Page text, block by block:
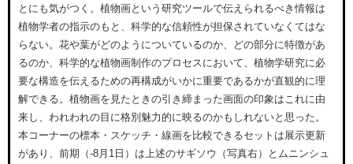
とにも気がつく。植物画という研究ツールで伝えられるべき情報は
植物学者の指示のもと、科学的な信頼性が担保されていなくてはな
らない。花や葉がどのようについているのか、どの部分に特徴があ
るのか、科学的な植物画制作のプロセスにおいて、植物学研究に必
要な構造を伝えるための再構成がいかに重要であるかが直観的に理
解できる。植物画を見たときの引き締まった画面の印象はこれに由
来し、われわれの目に格別魅力的に映るのかもしれないと思った。
本コーナーの標本・スケッチ・線画を比較できるセットは展示更新
があり、前期（-8月1日）は上述のサギソウ（写真右）とムニンシュ